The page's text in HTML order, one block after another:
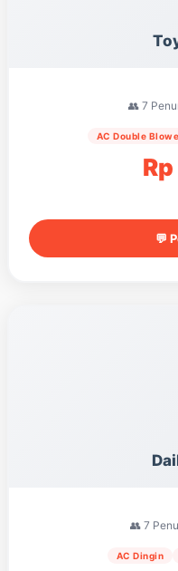
👥 7
AC Double
💬
👥 7
AC Dingin